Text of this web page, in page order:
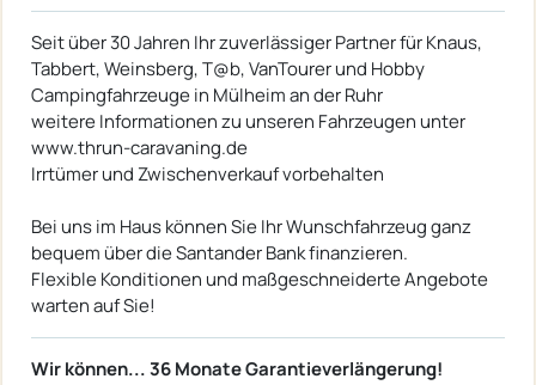
Seit über 30 Jahren Ihr zuverlässiger Partner für Knaus,
Tabbert, Weinsberg, T@b, VanTourer und Hobby
Campingfahrzeuge in Mülheim an der Ruhr
weitere Informationen zu unseren Fahrzeugen unter
www.thrun-caravaning.de
Irrtümer und Zwischenverkauf vorbehalten
Bei uns im Haus können Sie Ihr Wunschfahrzeug ganz
bequem über die Santander Bank finanzieren.
Flexible Konditionen und maßgeschneiderte Angebote
warten auf Sie!
Wir können... 36 Monate Garantieverlängerung!